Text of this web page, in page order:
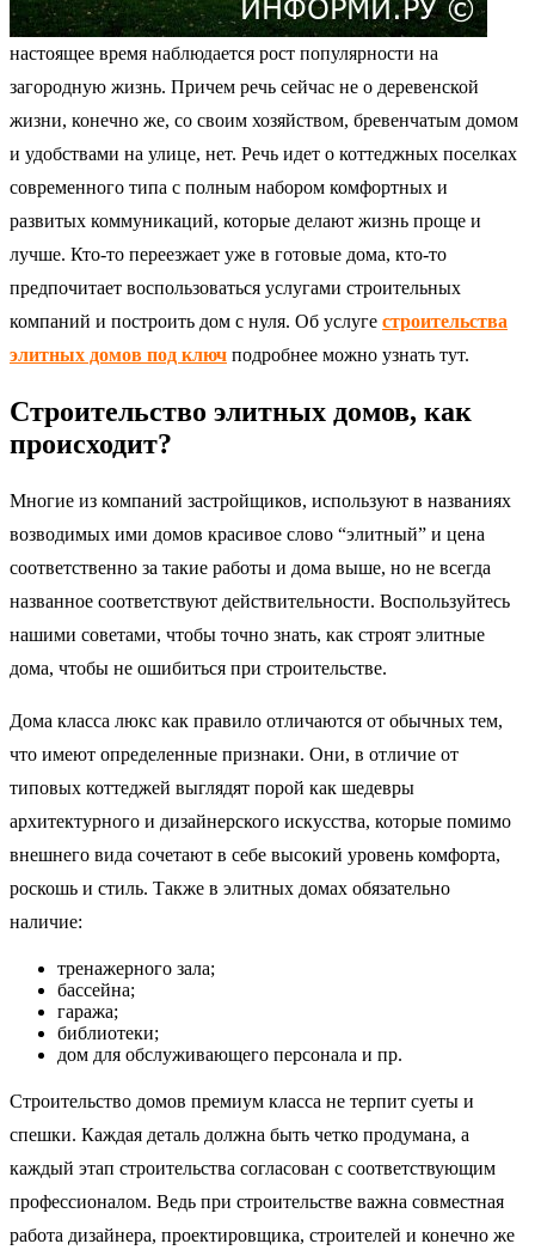
настоящее время наблюдается рост популярности на
загородную жизнь. Причем речь сейчас не о деревенской
жизни, конечно же, со своим хозяйством, бревенчатым домом
и удобствами на улице, нет. Речь идет о коттеджных поселках
современного типа с полным набором комфортных и
развитых коммуникаций, которые делают жизнь проще и
лучше. Кто-то переезжает уже в готовые дома, кто-то
предпочитает воспользоваться услугами строительных
компаний и построить дом с нуля. Об услуге строительства
элитных домов под ключ подробнее можно узнать тут.
Строительство элитных домов, как
происходит?
Многие из компаний застройщиков, используют в названиях
возводимых ими домов красивое слово “элитный” и цена
соответственно за такие работы и дома выше, но не всегда
названное соответствуют действительности. Воспользуйтесь
нашими советами, чтобы точно знать, как строят элитные
дома, чтобы не ошибиться при строительстве.
Дома класса люкс как правило отличаются от обычных тем,
что имеют определенные признаки. Они, в отличие от
типовых коттеджей выглядят порой как шедевры
архитектурного и дизайнерского искусства, которые помимо
внешнего вида сочетают в себе высокий уровень комфорта,
роскошь и стиль. Также в элитных домах обязательно
наличие:
тренажерного зала;
бассейна;
гаража;
библиотеки;
дом для обслуживающего персонала и пр.
Строительство домов премиум класса не терпит суеты и
спешки. Каждая деталь должна быть четко продумана, а
каждый этап строительства согласован с соответствующим
профессионалом. Ведь при строительстве важна совместная
работа дизайнера, проектировщика, строителей и конечно же